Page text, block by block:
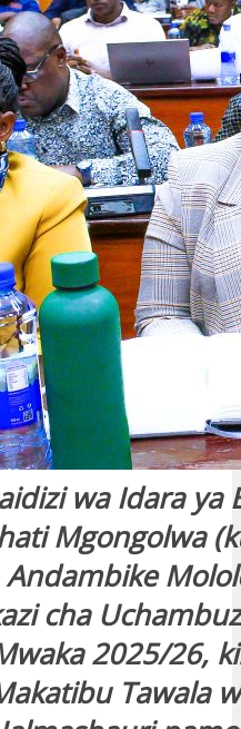
wa Idara ya
Mgongolwa
Andambike
cha
2025/26,
Tawala